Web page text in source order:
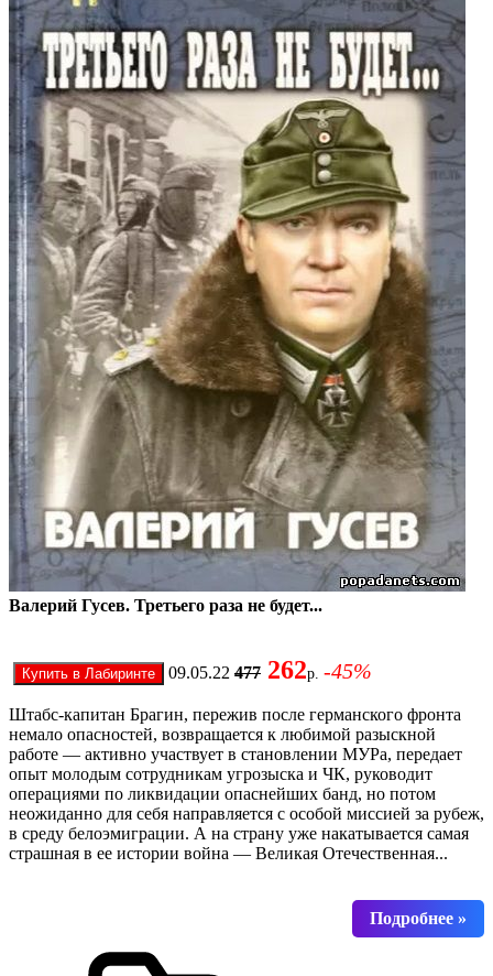
Валерий Гусев. Третьего раза не будет...
09.05.22 477 262р. -45%
Штабс-капитан Брагин, пережив после германского фронта
немало опасностей, возвращается к любимой разыскной
работе — активно участвует в становлении МУРа, передает
опыт молодым сотрудникам угрозыска и ЧК, руководит
операциями по ликвидации опаснейших банд, но потом
неожиданно для себя направляется с особой миссией за рубеж,
в среду белоэмиграции. А на страну уже накатывается самая
страшная в ее истории война — Великая Отечественная...